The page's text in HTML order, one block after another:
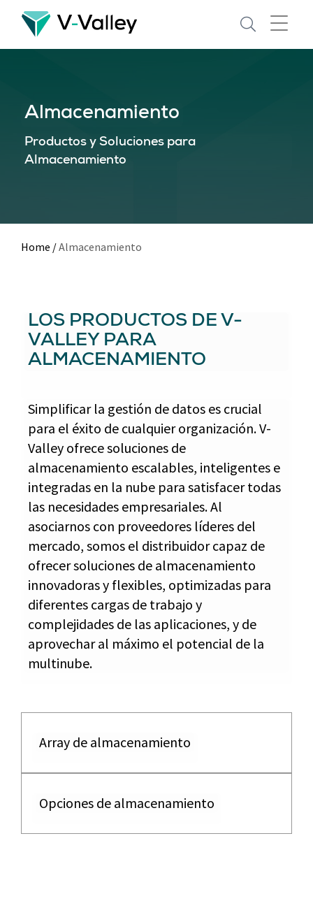
Skip
main
Almacenamiento
Productos y Soluciones para
Almacenamiento
Home /Almacenamiento
LOS PRODUCTOS DE V-
VALLEY PARA
ALMACENAMIENTO
Simplificar la gestión de datos es crucial
para el éxito de cualquier organización. V-
Valley ofrece soluciones de
almacenamiento escalables, inteligentes e
integradas en la nube para satisfacer todas
las necesidades empresariales. Al
asociarnos con proveedores líderes del
mercado, somos el distribuidor capaz de
ofrecer soluciones de almacenamiento
innovadoras y flexibles, optimizadas para
diferentes cargas de trabajo y
complejidades de las aplicaciones, y de
aprovechar al máximo el potencial de la
multinube.
Array de almacenamiento
Opciones de almacenamiento